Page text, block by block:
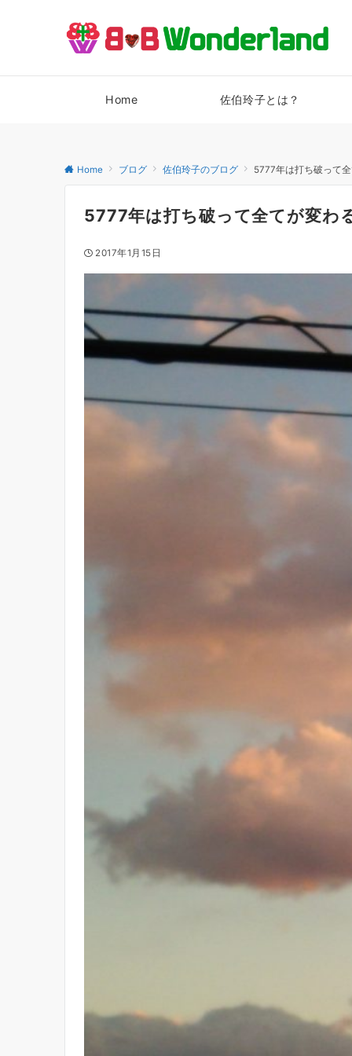
Home 佐伯玲子とは？
Home ブログ 佐伯玲子のブログ 5777年は打ち破って
5777年は打ち破って全てが変わ
2017年1月15日